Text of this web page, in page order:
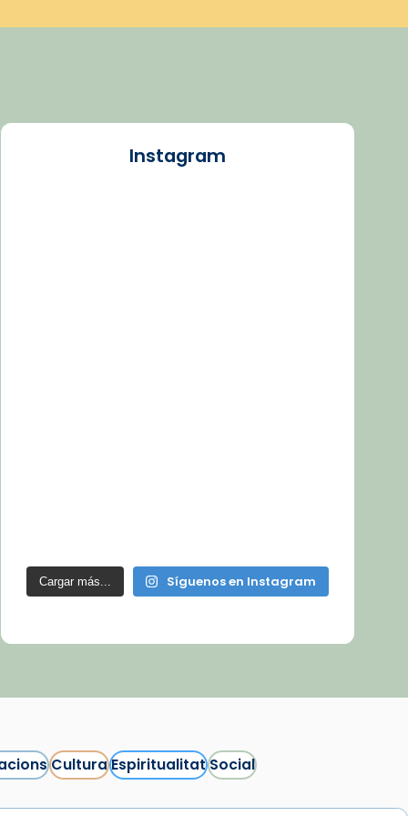
Instagram
Cargar más... Síguenos en Instagram
CulturaEspiritualitatSocial